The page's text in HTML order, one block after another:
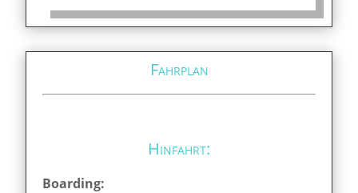
Fahrplan
Hinfahrt:
Boarding: